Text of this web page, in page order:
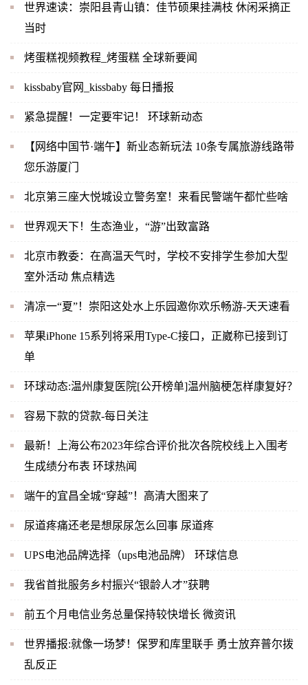
世界速读：崇阳县青山镇：佳节硕果挂满枝 休闲采摘正
当时
烤蛋糕视频教程_烤蛋糕 全球新要闻
kissbaby官网_kissbaby 每日播报
紧急提醒！一定要牢记！ 环球新动态
【网络中国节·端午】新业态新玩法 10条专属旅游线路带
您乐游厦门
北京第三座大悦城设立警务室！来看民警端午都忙些啥
世界观天下！生态渔业，“游”出致富路
北京市教委：在高温天气时，学校不安排学生参加大型
室外活动 焦点精选
清凉一“夏”！崇阳这处水上乐园邀你欢乐畅游-天天速看
苹果iPhone 15系列将采用Type-C接口，正崴称已接到订
单
环球动态:温州康复医院[公开榜单]温州脑梗怎样康复好？
容易下款的贷款-每日关注
最新！上海公布2023年综合评价批次各院校线上入围考
生成绩分布表 环球热闻
端午的宜昌全城“穿越”！高清大图来了
尿道疼痛还老是想尿尿怎么回事 尿道疼
UPS电池品牌选择（ups电池品牌） 环球信息
我省首批服务乡村振兴“银龄人才”获聘
前五个月电信业务总量保持较快增长 微资讯
世界播报:就像一场梦！保罗和库里联手 勇士放弃普尔拨
乱反正